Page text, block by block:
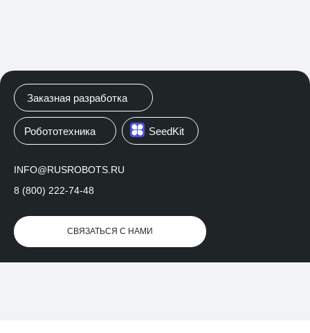
СВЯЗАТЬСЯ С НАМИ
INFO@RUSROBOTS.RU
8 (800) 222-74-48
Заказная разработка
SeedKit
Робототехника
СТРОИТЕЛЬНАЯ
КОМПАНИЯ «ФЛАГМАН»